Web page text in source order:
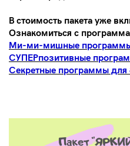
В стоимость пакета уже
Ознакомиться с
Ми-ми-мишные программы
СУПЕРпозитивные
Секретные программы для